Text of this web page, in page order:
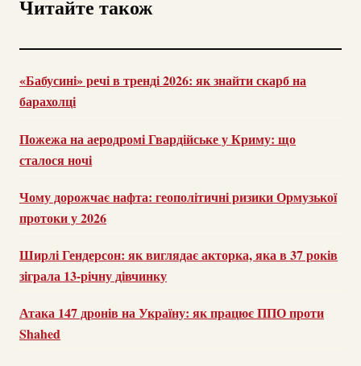
Читайте також
«Бабусині» речі в тренді 2026: як знайти скарб на
барахолці
Пожежа на аеродромі Гвардійське у Криму: що
сталося ночі
Чому дорожчає нафта: геополітичні ризики Ормузької
протоки у 2026
Ширлі Гендерсон: як виглядає акторка, яка в 37 років
зіграла 13-річну дівчинку
Атака 147 дронів на Україну: як працює ППО проти
Shahed